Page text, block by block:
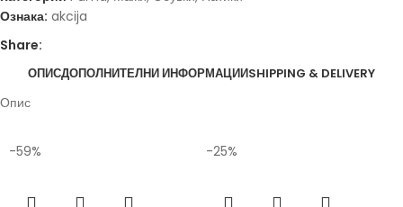
Ознака: akcija
Share:
ОПИСДОПОЛНИТЕЛНИ ИНФОРМАЦИИSHIPPING & DELIVERY
Опис
-59% -25%